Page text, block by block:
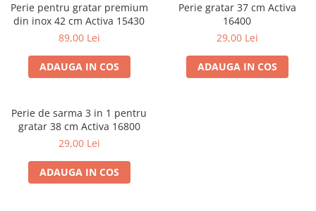
Perie pentru gratar premium
din inox 42 cm Activa 15430
89,00 Lei
ADAUGA IN COS
Perie gratar 37 cm Activa
16400
29,00 Lei
ADAUGA IN COS
Perie de sarma 3 in 1 pentru
gratar 38 cm Activa 16800
29,00 Lei
ADAUGA IN COS